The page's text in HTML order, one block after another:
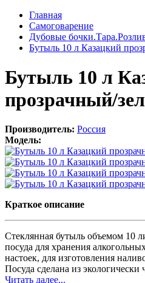
Главная
Самоговарение
Дубовые
Бутыль 10 л Казацкий
Бутыль 10 л
прозрачный/
Производитель: Россия
Модель:
Краткое описание
Стеклянная бутыль объемом 10
посуда для хранения
настоек, для изготовления
Посуда сделана из экологически
Читать далее...